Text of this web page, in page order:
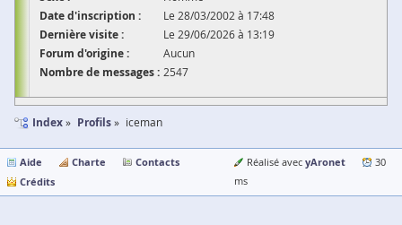
Date d'inscription : Le 28/03/2002 à 17:48
Dernière visite : Le 29/06/2026 à 13:19
Forum d'origine : Aucun
Nombre de messages : 2547
Index Profils iceman
Aide Charte
Contacts
Crédits
Réalisé avec yAronet
30
ms